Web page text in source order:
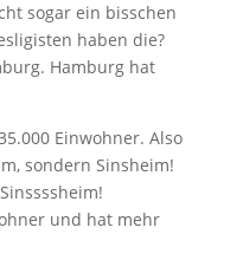
sogar ein bisschen
haben die?
Hamburg hat
Einwohner. Also
sondern Sinsheim!
und hat mehr